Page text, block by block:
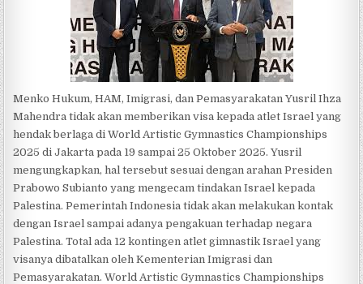
Menko Hukum, HAM, Imigrasi, dan Pemasyarakatan Yusril Ihza
Mahendra tidak akan memberikan visa kepada atlet Israel yang
hendak berlaga di World Artistic Gymnastics Championships
2025 di Jakarta pada 19 sampai 25 Oktober 2025. Yusril
mengungkapkan, hal tersebut sesuai dengan arahan Presiden
Prabowo Subianto yang mengecam tindakan Israel kepada
Palestina. Pemerintah Indonesia tidak akan melakukan kontak
dengan Israel sampai adanya pengakuan terhadap negara
Palestina. Total ada 12 kontingen atlet gimnastik Israel yang
visanya dibatalkan oleh Kementerian Imigrasi dan
Pemasyarakatan. World Artistic Gymnastics Championships